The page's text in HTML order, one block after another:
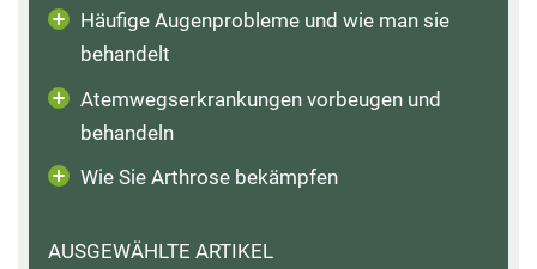
Häufige Augenprobleme und wie man sie
behandelt
Atemwegserkrankungen vorbeugen und
behandeln
Wie Sie Arthrose bekämpfen
AUSGEWÄHLTE ARTIKEL